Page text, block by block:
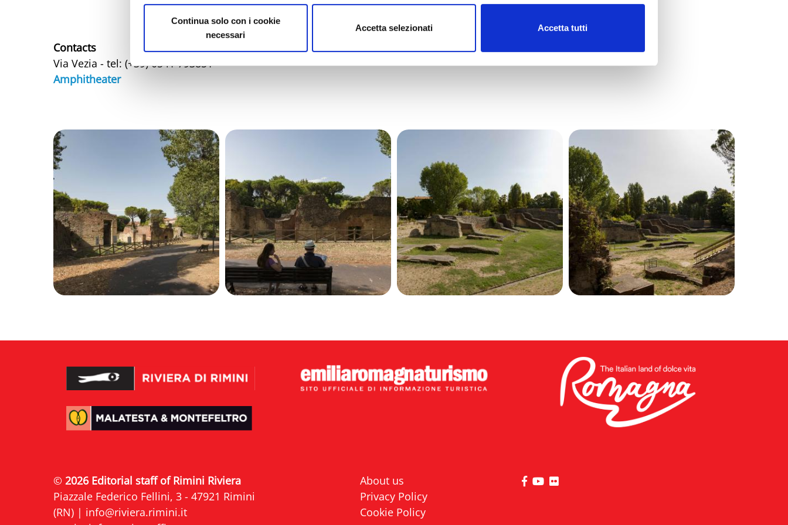
Continua solo con i cookie
necessari
Accetta selezionati Accetta tutti
Contacts
Via Vezia - tel: (+39) 0541 793851
Amphitheater
© 2026 Editorial staff of Rimini Riviera
Piazzale Federico Fellini, 3 - 47921 Rimini
(RN) | info@riviera.rimini.it
About us
Privacy Policy
Cookie Policy
visit Riviera di Rimini Facebook profile page
visit Riviera di Rimini YouTube profile page
visit Riviera di Rimini Flickr profile page